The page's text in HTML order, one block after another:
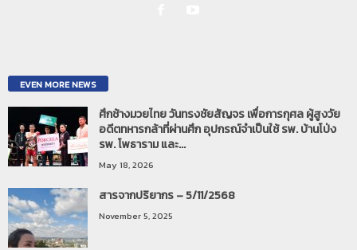
EVEN MORE NEWS
ศึกช้างมวยไทย วันทรงชัยสัญจร เพื่อการกุศล ผู้สูงวัย
อดีตทหารกล้าที่ผ่านศึก อุปกรณ์จำเป็นใช้ รพ. บ้านโป่ง
รพ. โพธาราม และ...
May 18, 2026
สารจากปริยากร – 5/11/2568
November 5, 2025